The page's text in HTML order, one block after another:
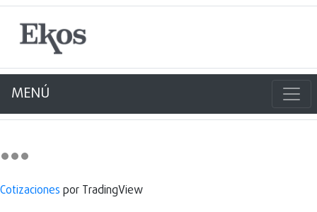
MENÚ
Cotizaciones por TradingView